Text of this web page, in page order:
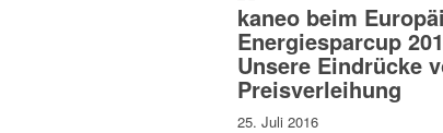
kaneo beim
Energiesparcup
Unsere Eindrücke
Preisverleihung
25. Juli 2016